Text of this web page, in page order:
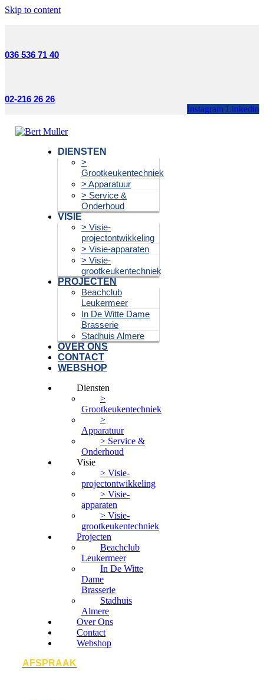
Skip to content
036 536 71 40
02-216 26 26
Instagram Linkedin
DIENSTEN
>
Grootkeukentechniek
> Apparatuur
> Service &
Onderhoud
VISIE
> Visie-
projectontwikkeling
> Visie-apparaten
> Visie-
grootkeukentechniek
PROJECTEN
Beachclub
Leukermeer
In De Witte Dame
Brasserie
Stadhuis Almere
OVER ONS
CONTACT
WEBSHOP
Diensten
>
Grootkeukentechniek
>
Apparatuur
> Service &
Onderhoud
Visie
> Visie-
projectontwikkeling
> Visie-
apparaten
> Visie-
grootkeukentechniek
Projecten
Beachclub
Leukermeer
In De Witte
Dame
Brasserie
Stadhuis
Almere
Over Ons
Contact
Webshop
AFSPRAAK